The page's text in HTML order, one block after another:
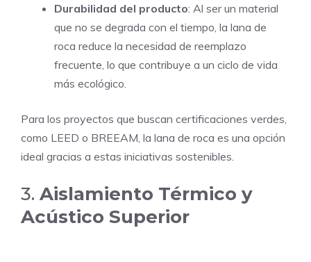
Durabilidad del producto: Al ser un material
que no se degrada con el tiempo, la lana de
roca reduce la necesidad de reemplazo
frecuente, lo que contribuye a un ciclo de vida
más ecológico.
Para los proyectos que buscan certificaciones verdes,
como LEED o BREEAM, la lana de roca es una opción
ideal gracias a estas iniciativas sostenibles.
3. Aislamiento Térmico y
Acústico Superior